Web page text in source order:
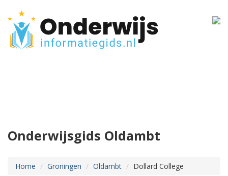
Onderwijsgids Oldambt
Home Groningen Oldambt Dollard College